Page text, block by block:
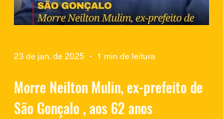
Morre Neilton Mulin, ex-prefeito de
São Gonçalo , aos 62 anos
23 de jan. de 2025 1 min de leitura